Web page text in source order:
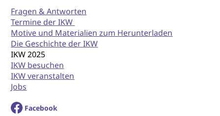
Fragen & Antworten
Termine der IKW
Motive und Materialien zum Herunterladen
Die Geschichte der IKW
IKW 2025
IKW besuchen
IKW veranstalten
Jobs
Facebook